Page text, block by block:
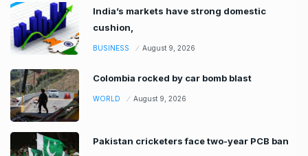
India’s markets have strong domestic
cushion,
BUSINESS August 9, 2026
Colombia rocked by car bomb blast
WORLD August 9, 2026
Pakistan cricketers face two-year PCB ban